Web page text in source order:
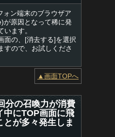
ン端末のブラウザア
が原因となって稀に発
ます。
面の、[消去する]を選択
すので、お試しくださ
▲画面TOPへ
分の召喚力が消費
中にTOP画面に飛
とが多々発生しま